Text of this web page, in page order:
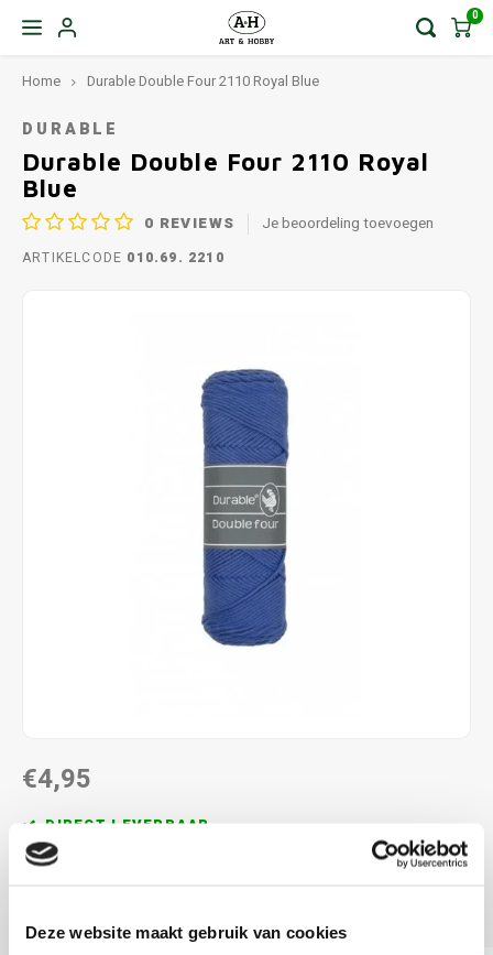
Deze website maakt gebruik van cookies
0
Home Durable Double Four 2110 Royal Blue
DURABLE
Durable Double Four 2110 Royal
Blue
0 REVIEWS Je beoordeling toevoegen
ARTIKELCODE 010.69. 2210
€4,95
DIRECT LEVERBAAR
100% katoen naalddikte: 4.5 - 5.0 mm. 100 gram per bol